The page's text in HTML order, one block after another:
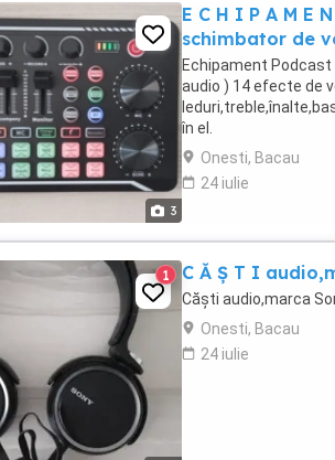
3
E C H I P A M E
schimbator de
Echipament
audio ) 14 efecte de
în el.
Onesti, Bacau
24 iulie
1 C Ă Ș T I
Căști audio,marca
Onesti, Bacau
24 iulie